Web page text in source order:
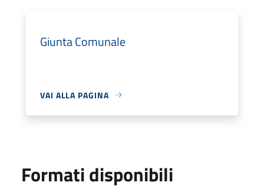
Giunta Comunale
VAI ALLA PAGINA
Formati disponibili